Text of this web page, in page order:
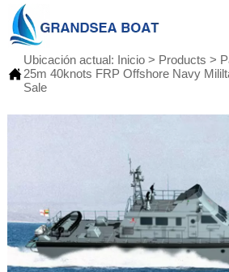

Ubicación actual: Inicio> Products >
25m 40knots FRP Offshore Navy
Sale